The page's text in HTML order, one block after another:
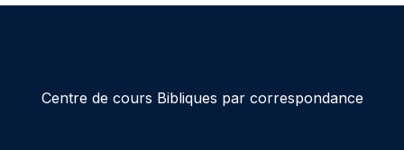
Centre de cours Bibliques par correspondance